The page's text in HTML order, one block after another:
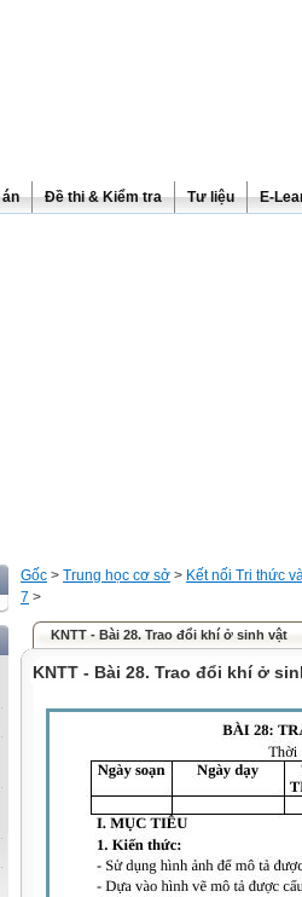
án Đề thi & Kiểm tra Tư liệu E-
Gốc > Trung học cơ sở > Kết nối Tri thức
7 >
KNTT - Bài 28. Trao đổi khí ở sinh vật
KNTT - Bài 28. Trao đổi khí ở